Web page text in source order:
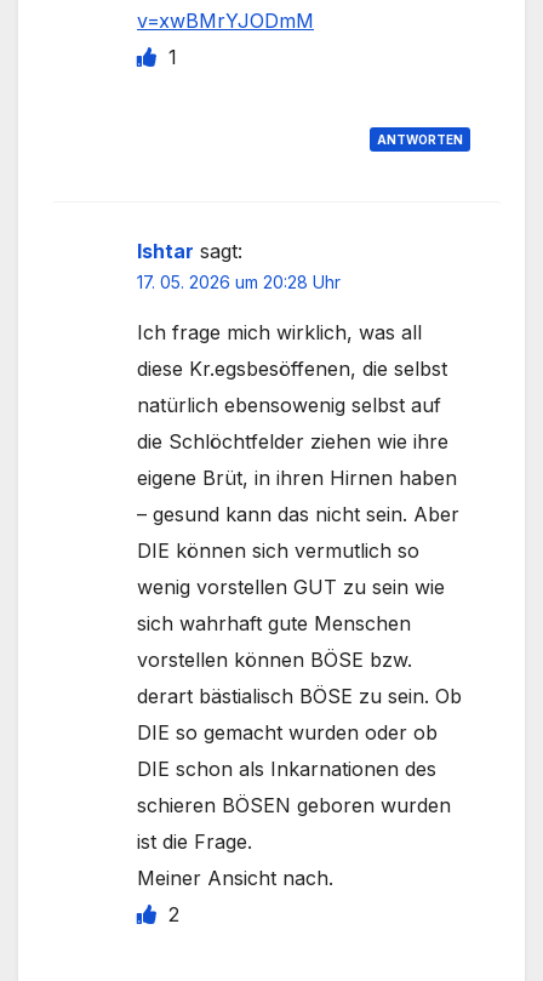
v=xwBMrYJODmM
1
ANTWORTEN
Ishtar sagt:
17. 05. 2026 um 20:28 Uhr
Ich frage mich wirklich, was all
diese Kr.egsbesöffenen, die selbst
natürlich ebensowenig selbst auf
die Schlöchtfelder ziehen wie ihre
eigene Brüt, in ihren Hirnen haben
– gesund kann das nicht sein. Aber
DIE können sich vermutlich so
wenig vorstellen GUT zu sein wie
sich wahrhaft gute Menschen
vorstellen können BÖSE bzw.
derart bästialisch BÖSE zu sein. Ob
DIE so gemacht wurden oder ob
DIE schon als Inkarnationen des
schieren BÖSEN geboren wurden
ist die Frage.
Meiner Ansicht nach.
2